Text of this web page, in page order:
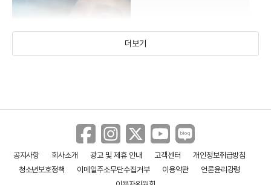
청춘극장
더보기
공지사항 회사소개 광고 및 제휴 안내 고객센터
개인정보취급방침
청소년보호정책
이메일주소무단수집거부 이용약관
언론윤리강령